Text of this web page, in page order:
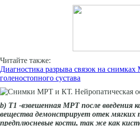
Читайте также:
Диагностика разрыва связок на
голеностопного сустава
b) Т1 -взвешенная МРТ после введения
вещества демонстрирует отек мягких
предплюсневые кости, так же как